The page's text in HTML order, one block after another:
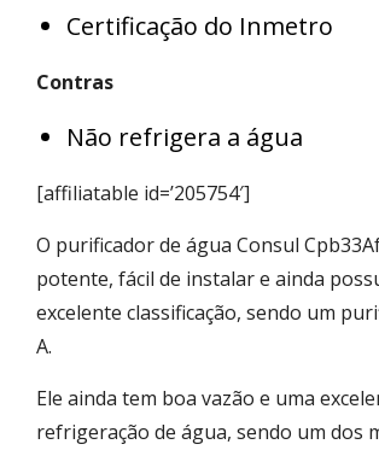
Certificação do Inmetro
Contras
Não refrigera a água
[affiliatable id=’205754′]
O purificador de água Consul
potente, fácil de instalar e ainda
excelente classificação, sendo um
A.
Ele ainda tem boa vazão e uma
refrigeração de água, sendo um dos